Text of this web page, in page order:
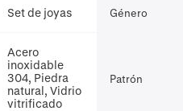
Set de joyas Género
Acero
inoxidable
304, Piedra
natural, Vidrio
vitrificado
Patrón